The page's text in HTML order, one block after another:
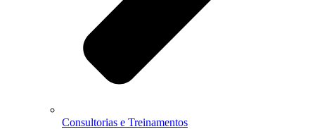
Consultorias e Treinamentos